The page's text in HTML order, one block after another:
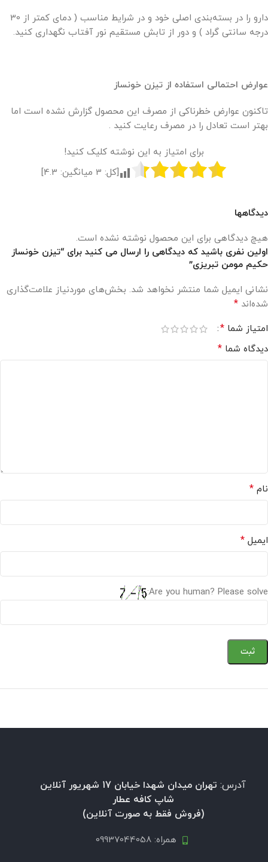
دارو را در بسته‌بندی اصلی خود و در شرایط مناسب ( دمای کمتر از 30
درجه سانتی گراد ) و دور از تابش مستقیم نور آفتاب نگهداری کنید.
عوارض احتمالی استفاده از تیزن خونساز
تاکنون عوارض خطرناکی از مصرف این محصول گزارش نشده است اما
بهتر است تعادل را در مصرف رعایت کنید .
برای امتیاز به این نوشته کلیک کنید!
[کل: 3 میانگین: 4.3
]
دیدگاهها
هیچ دیدگاهی برای این محصول نوشته نشده است.
اولین نفری باشید که دیدگاهی را ارسال می کنید برای “تیزن خونساز
حکیم مومن تبریزی”
نشانی ایمیل شما منتشر نخواهد شد. بخش‌های موردنیاز علامت‌گذاری
شده‌اند *
امتیاز شما *
دیدگاه شما *
نام *
ایمیل *
Are you human? Please solve:
آدرس:
تهران میدان شهدا خیابان 17 شهریور آنلاین
شاپ کافه عطار
(فروش فقط به صورت آنلاین)
همراه: 09937044058